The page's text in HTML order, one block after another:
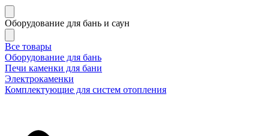
Оборудование для бань и саун
Все товары
Оборудование для бань
Печи каменки для бани
Электрокаменки
Комплектующие для систем отопления